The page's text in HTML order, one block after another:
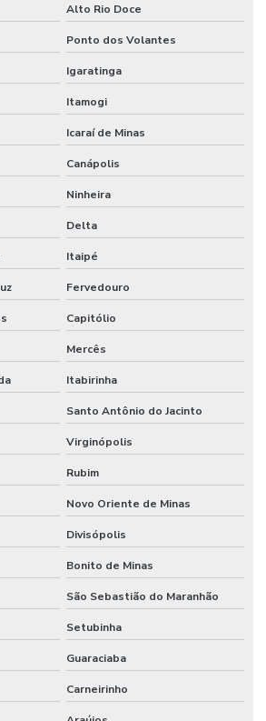
Alto Rio Doce
Ponto dos Volantes
Igaratinga
Itamogi
Icaraí de Minas
Canápolis
Ninheira
Delta
Itaipé
Fervedouro
Capitólio
Mercês
Itabirinha
Santo Antônio do Jacinto
Virginópolis
Rubim
Novo Oriente de Minas
Divisópolis
Bonito de Minas
São Sebastião do Maranhão
Setubinha
Guaraciaba
Carneirinho